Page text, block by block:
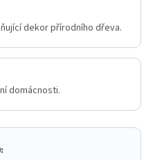
dekor přírodního dřeva.
domácnosti.